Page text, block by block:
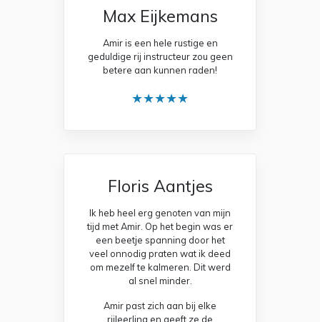
Max Eijkemans
Amir is een hele rustige en
geduldige rij instructeur zou geen
betere aan kunnen raden!
★★★★★
Floris Aantjes
Ik heb heel erg genoten van mijn
tijd met Amir. Op het begin was er
een beetje spanning door het
veel onnodig praten wat ik deed
om mezelf te kalmeren. Dit werd
al snel minder.
Amir past zich aan bij elke
rijleerling en geeft ze de